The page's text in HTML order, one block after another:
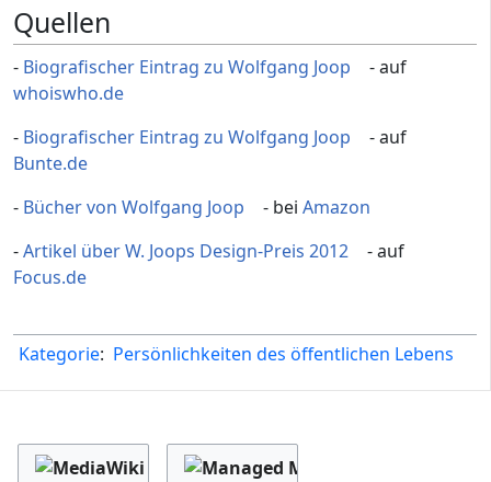
Quellen
- Biografischer Eintrag zu Wolfgang Joop
- auf
whoiswho.de
- Biografischer Eintrag zu Wolfgang Joop
- auf
Bunte.de
- Bücher von Wolfgang Joop - bei Amazon
-Artikel über W. Joops Design-Preis 2012
- auf
Focus.de
Kategorie: Persönlichkeiten des öffentlichen Lebens